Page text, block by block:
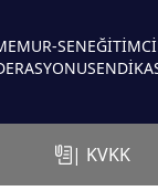
SEN
| KVKK